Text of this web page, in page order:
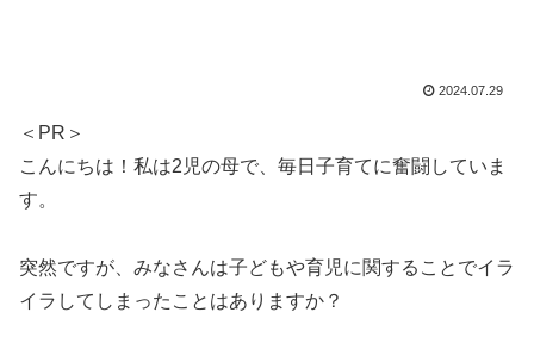
2024.07.29
＜PR＞
こんにちは！私は2児の母で、毎日子育てに奮闘していま
す。
突然ですが、みなさんは子どもや育児に関することでイラ
イラしてしまったことはありますか？